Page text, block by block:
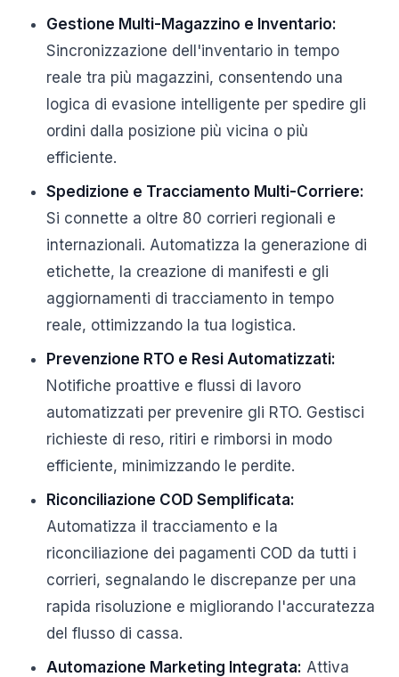
Gestione Multi-Magazzino e Inventario:
Sincronizzazione dell'inventario in tempo
reale tra più magazzini, consentendo una
logica di evasione intelligente per spedire gli
ordini dalla posizione più vicina o più
efficiente.
Spedizione e Tracciamento Multi-Corriere:
Si connette a oltre 80 corrieri regionali e
internazionali. Automatizza la generazione di
etichette, la creazione di manifesti e gli
aggiornamenti di tracciamento in tempo
reale, ottimizzando la tua logistica.
Prevenzione RTO e Resi Automatizzati:
Notifiche proattive e flussi di lavoro
automatizzati per prevenire gli RTO. Gestisci
richieste di reso, ritiri e rimborsi in modo
efficiente, minimizzando le perdite.
Riconciliazione COD Semplificata:
Automatizza il tracciamento e la
riconciliazione dei pagamenti COD da tutti i
corrieri, segnalando le discrepanze per una
rapida risoluzione e migliorando l'accuratezza
del flusso di cassa.
Automazione Marketing Integrata: Attiva